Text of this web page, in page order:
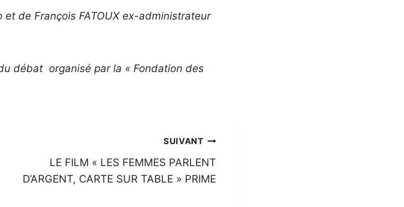
de François FATOUX ex-administrateur
débat organisé par la « Fondation des
SUIVANT
LE FILM « LES FEMMES PARLENT
D’ARGENT, CARTE SUR TABLE » PRIME